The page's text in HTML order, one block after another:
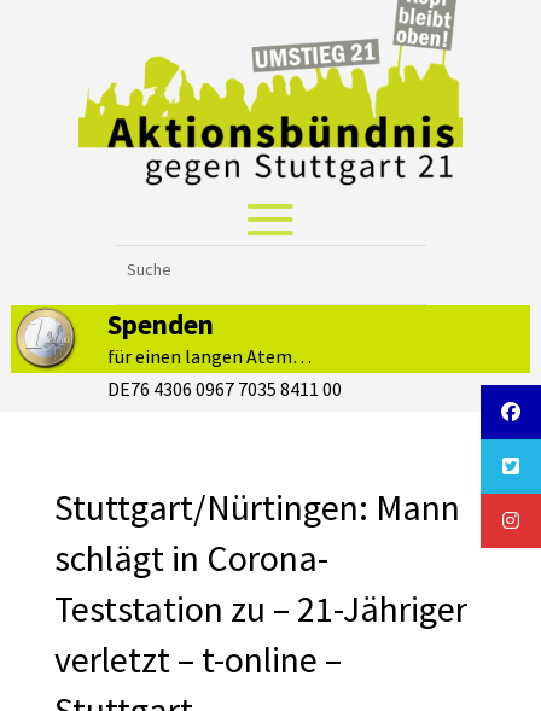
Spenden
für einen langen Atem…
DE76 4306 0967 7035 8411 00
Stuttgart/Nürtingen: Mann
schlägt in Corona-
Teststation zu – 21-Jähriger
verletzt – t-online –